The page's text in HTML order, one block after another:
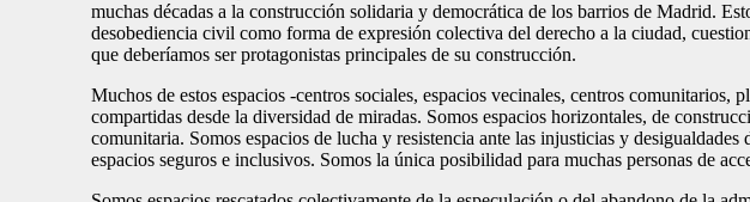
muchas décadas a la construcción solidaria y democrática de los barrios de Madrid.
desobediencia civil como forma de expresión colectiva del derecho a la ciudad,
que deberíamos ser protagonistas principales de su construcción.
Muchos de estos espacios -centros sociales, espacios vecinales, centros
compartidas desde la diversidad de miradas. Somos espacios horizontales, de
comunitaria. Somos espacios de lucha y resistencia ante las injusticias y
espacios seguros e inclusivos. Somos la única posibilidad para muchas personas de